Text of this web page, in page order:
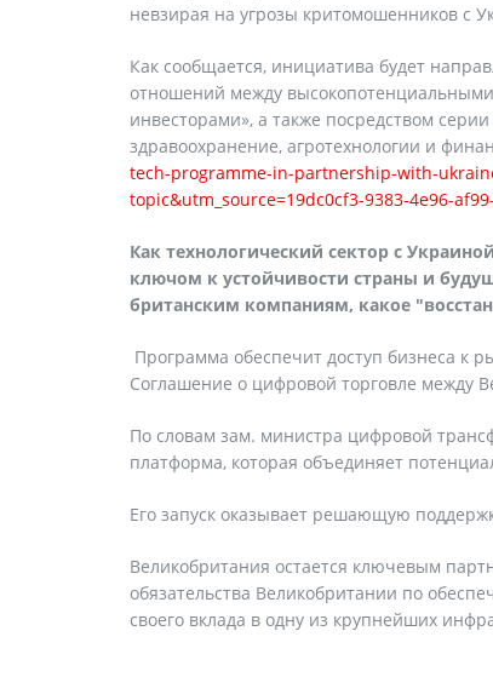
невзирая на угрозы критомошенников с
Как сообщается, инициатива будет
отношений между
инвесторами», а также посредством
здравоохранение, агротехнологии и
tech-programme-in-partnership-with-
topic&utm_source=19dc0cf3-9383-4e96-
Как технологический сектор с
ключом к устойчивости страны и
британским компаниям, какое
Программа обеспечит доступ бизнеса к
Соглашение о цифровой торговле между
По словам зам. министра цифровой
платформа, которая объединяет
Его запуск оказывает решающую
Великобритания остается ключевым
обязательства Великобритании по
своего вклада в одну из крупнейших